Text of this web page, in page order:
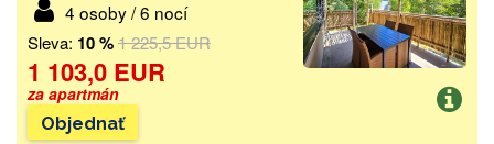
4 osoby / 6 nocí
Sleva: 10 %1 225,5 EUR
1 103,0 EUR
za apartmán
Objednať